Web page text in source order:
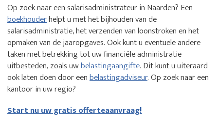
Op zoek naar een salarisadministrateur in Naarden? Een
boekhouderhelpt u met het bijhouden van de
salarisadministratie, het verzenden van loonstroken en het
opmaken van de jaaropgaves. Ook kunt u eventuele andere
taken met betrekking tot uw financiële administratie
uitbesteden, zoals uwbelastingaangifte. Dit kunt u uiteraard
ook laten doen door eenbelastingadviseur. Op zoek naar een
kantoor in uw regio?
Start nu uw gratis offerteaanvraag!